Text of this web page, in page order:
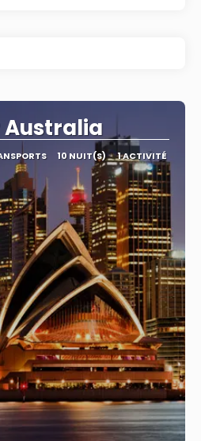
Australia
10 NUIT(S) 1 ACTIVITÉ